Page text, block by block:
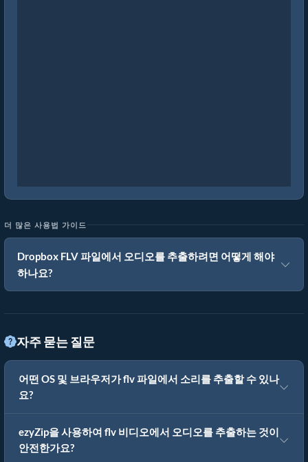
더 많은 사용법 가이드
Dropbox FLV 파일에서 오디오를 추출하려면 어떻게 해야
하나요?
자주 묻는 질문
어떤 OS 및 브라우저가 flv 파일에서 소리를 추출할 수 있나
요?
ezyZip을 사용하여 flv 비디오에서 오디오를 추출하는 것이
안전한가요?